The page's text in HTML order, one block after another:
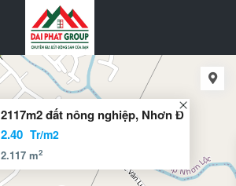
2117m2 đất nông nghiệp, Nhơn Đ
2.40 Tr/m2
2.117 m2